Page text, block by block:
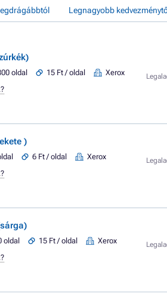
Legnagyobb
oldal 15 Ft / oldal Xerox
)
6 Ft / oldal Xerox
oldal 15 Ft / oldal Xerox